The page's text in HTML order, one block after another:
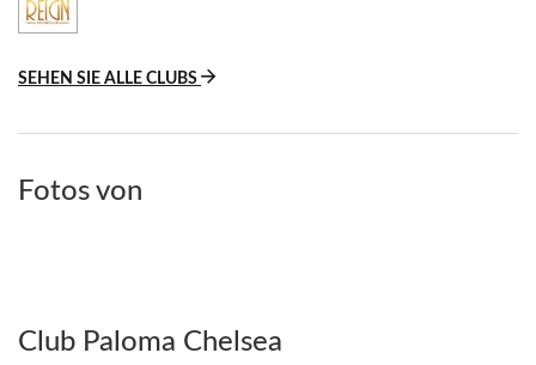
SEHEN SIE ALLE CLUBS
Fotos von
Club Paloma Chelsea